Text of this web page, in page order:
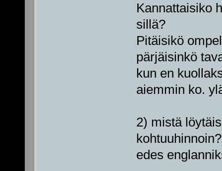
Kannattaisiko
sillä?
Pitäisikö
pärjäisinkö
kun en
aiemmin ko.
2) mistä
edes